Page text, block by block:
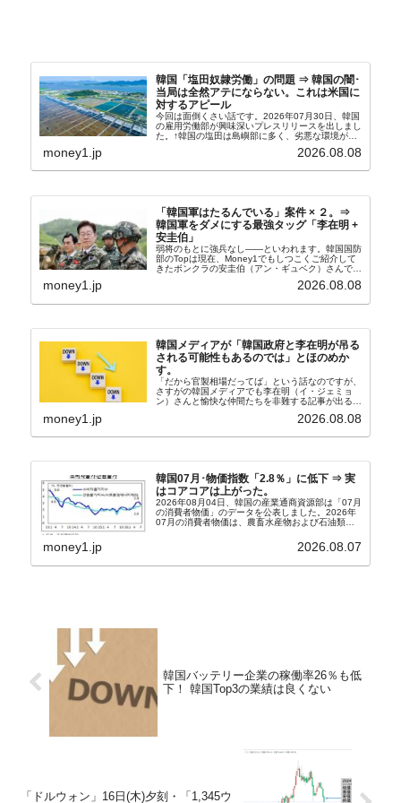
韓国「塩田奴隷労働」の問題 ⇒ 韓国の闇･
当局は全然アテにならない。これは米国に
対するアピール
今回は面倒くさい話です。2026年07月30日、韓国
の雇用労働部が興味深いプレスリリースを出しまし
た。↑韓国の塩田は島嶼部に多く、劣悪な環境が一
たといわれます（後述）。これは、いわゆる「塩田
money1.jp 2026.08.08
「韓国軍はたるんでいる」案件 × ２。⇒
韓国軍をダメにする最強タッグ「李在明 +
安圭伯」
弱将のもとに強兵なし――といわれます。韓国国防
部のTopは現在、Money1でもしつこくご紹介して
きたボンクラの安圭伯（アン・ギュベク）さんで
さんと「韓国初の文官上がり」の国防部長官安圭伯
money1.jp 2026.08.08
韓国メディアが「韓国政府と李在明が吊る
される可能性もあるのでは」とほのめか
す。
「だから官製相場だってば」という話なのですが、
さすがの韓国メディアでも李在明（イ・ジェミョ
ン）さんと愉快な仲間たちを非難する記事が出るよ
『朝鮮日報』に面白い記事が出ています。「東西南
money1.jp 2026.08.08
韓国07月･物価指数「2.8％」に低下 ⇒ 実
はコアコアは上がった。
2026年08月04日、韓国の産業通商資源部は「07月
の消費者物価」のデータを公表しました。2026年
07月の消費者物価は、農畜水産物および石油類の
2.8％上昇（06月は3.2％）となり、上昇率は前...
money1.jp 2026.08.07
韓国バッテリー企業の稼働率26％も低
下！ 韓国Top3の業績は良くない
「ドルウォン」16日(木)夕刻・「1,345ウ